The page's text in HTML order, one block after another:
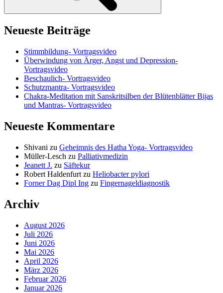
Neueste Beiträge
Stimmbildung- Vortragsvideo
Überwindung von Ärger, Angst und Depression-
Vortragsvideo
Beschaulich- Vortragsvideo
Schutzmantra- Vortragsvideo
Chakra-Meditation mit Sanskritsilben der Blütenblätter Bijas
und Mantras- Vortragsvideo
Neueste Kommentare
Shivani zu Geheimnis des Hatha Yoga- Vortragsvideo
Müller-Lesch zu Palliativmedizin
Jeanett J. zu Säftekur
Robert Haldenfurt zu Heliobacter pylori
Forner Dag Dipl Ing zu Fingernageldiagnostik
Archiv
August 2026
Juli 2026
Juni 2026
Mai 2026
April 2026
März 2026
Februar 2026
Januar 2026